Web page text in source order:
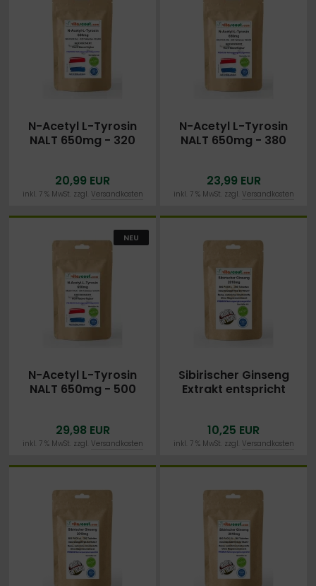
N-Acetyl L-Tyrosin
NALT 650mg - 320
LABORGEPRÜFT
20,99 EUR
inkl. 7 % MwSt. zzgl. Versandkosten
N-Acetyl L-Tyrosin
NALT 650mg - 380
23,99 EUR
inkl. 7 % MwSt. zzgl. Versandkosten
NEU
N-Acetyl L-Tyrosin
NALT 650mg - 500
29,98 EUR
inkl. 7 % MwSt. zzgl. Versandkosten
Sibirischer Ginseng
Extrakt entspricht
Tabletten - MADE IN
GERMANY - OHNE
10,25 EUR
inkl. 7 % MwSt. zzgl. Versandkosten